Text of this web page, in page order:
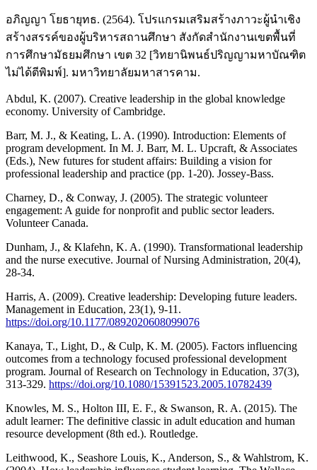
อภิญญา โยธายุทธ. (2564). โปรแกรมเสริมสร้างภาวะผู้นำเชิง
สร้างสรรค์ของผู้บริหารสถานศึกษา สังกัดสำนักงานเขตพื้นที่
การศึกษามัธยมศึกษา เขต 32 [วิทยานิพนธ์ปริญญามหาบัณฑิต
ไม่ได้ตีพิมพ์]. มหาวิทยาลัยมหาสารคาม.
Abdul, K. (2007). Creative leadership in the global knowledge
economy. University of Cambridge.
Barr, M. J., & Keating, L. A. (1990). Introduction: Elements of
program development. In M. J. Barr, M. L. Upcraft, & Associates
(Eds.), New futures for student affairs: Building a vision for
professional leadership and practice (pp. 1-20). Jossey-Bass.
Charney, D., & Conway, J. (2005). The strategic volunteer
engagement: A guide for nonprofit and public sector leaders.
Volunteer Canada.
Dunham, J., & Klafehn, K. A. (1990). Transformational leadership
and the nurse executive. Journal of Nursing Administration, 20(4),
28-34.
Harris, A. (2009). Creative leadership: Developing future leaders.
Management in Education, 23(1), 9-11.
https://doi.org/10.1177/0892020608099076
Kanaya, T., Light, D., & Culp, K. M. (2005). Factors influencing
outcomes from a technology focused professional development
program. Journal of Research on Technology in Education, 37(3),
313-329. https://doi.org/10.1080/15391523.2005.10782439
Knowles, M. S., Holton III, E. F., & Swanson, R. A. (2015). The
adult learner: The definitive classic in adult education and human
resource development (8th ed.). Routledge.
Leithwood, K., Seashore Louis, K., Anderson, S., & Wahlstrom, K.